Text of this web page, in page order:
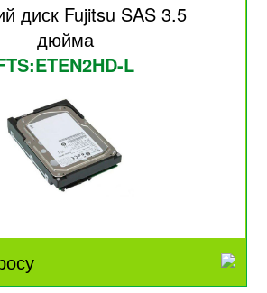
диск Fujitsu SAS 3.5
дюйма
L